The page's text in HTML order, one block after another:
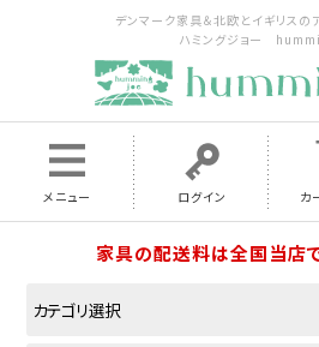
デンマーク家具＆北欧とイギリスの
ハミングジョー
メニュー ログイン カ
家具の配送料は全国当店